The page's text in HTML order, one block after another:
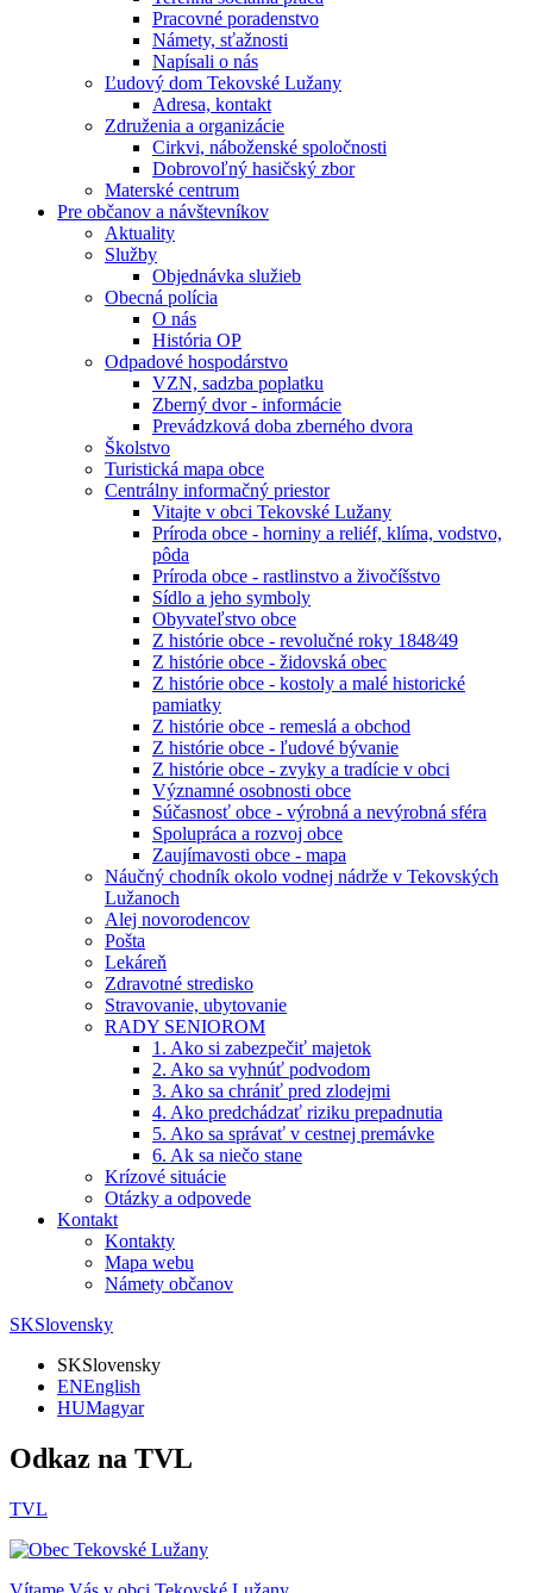
Pracovné poradenstvo
Námety, sťažnosti
Napísali o nás
Ľudový dom Tekovské Lužany
Adresa, kontakt
Združenia a organizácie
Cirkvi, náboženské spoločnosti
Dobrovoľný hasičský zbor
Materské centrum
Pre občanov a návštevníkov
Aktuality
Služby
Objednávka služieb
Obecná polícia
O nás
História OP
Odpadové hospodárstvo
VZN, sadzba poplatku
Zberný dvor - informácie
Prevádzková doba zberného dvora
Školstvo
Turistická mapa obce
Centrálny informačný priestor
Vitajte v obci Tekovské Lužany
Príroda obce - horniny a reliéf, klíma, vodstvo,
pôda
Príroda obce - rastlinstvo a živočíšstvo
Sídlo a jeho symboly
Obyvateľstvo obce
Z histórie obce - revolučné roky 1848⁄49
Z histórie obce - židovská obec
Z histórie obce - kostoly a malé historické
pamiatky
Z histórie obce - remeslá a obchod
Z histórie obce - ľudové bývanie
Z histórie obce - zvyky a tradície v obci
Významné osobnosti obce
Súčasnosť obce - výrobná a nevýrobná sféra
Spolupráca a rozvoj obce
Zaujímavosti obce - mapa
Náučný chodník okolo vodnej nádrže v Tekovských
Lužanoch
Alej novorodencov
Pošta
Lekáreň
Zdravotné stredisko
Stravovanie, ubytovanie
RADY SENIOROM
1. Ako si zabezpečiť majetok
2. Ako sa vyhnúť podvodom
3. Ako sa chrániť pred zlodejmi
4. Ako predchádzať riziku prepadnutia
5. Ako sa správať v cestnej premávke
6. Ak sa niečo stane
Krízové situácie
Otázky a odpovede
Kontakt
Kontakty
Mapa webu
Námety občanov
SKSlovensky
SKSlovensky
ENEnglish
HUMagyar
Odkaz na TVL
TVL